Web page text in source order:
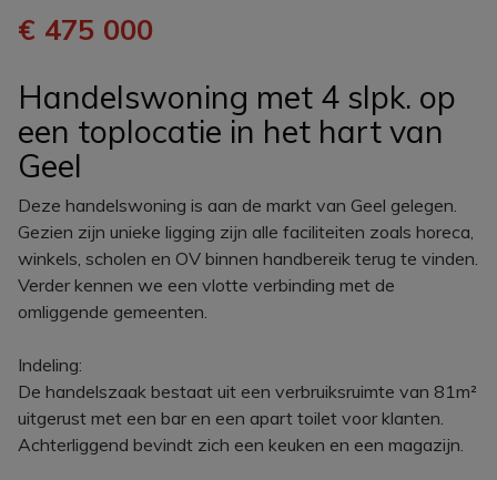
Handelswoning met 4 slpk. op
een toplocatie in het hart van
Geel
€ 475 000
Deze handelswoning is aan de markt van Geel gelegen.
Gezien zijn unieke ligging zijn alle faciliteiten zoals horeca,
winkels, scholen en OV binnen handbereik terug te vinden.
Verder kennen we een vlotte verbinding met de
omliggende gemeenten.
Indeling:
De handelszaak bestaat uit een verbruiksruimte van 81m²
uitgerust met een bar en een apart toilet voor klanten.
Achterliggend bevindt zich een keuken en een magazijn.